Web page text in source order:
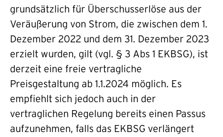
grundsätzlich für Überschusserlöse aus der
Veräußerung von Strom, die zwischen dem 1.
Dezember 2022 und dem 31. Dezember 2023
erzielt wurden, gilt (vgl. § 3 Abs 1 EKBSG), ist
derzeit eine freie vertragliche
Preisgestaltung ab 1.1.2024 möglich. Es
empfiehlt sich jedoch auch in der
vertraglichen Regelung bereits einen Passus
aufzunehmen, falls das EKBSG verlängert